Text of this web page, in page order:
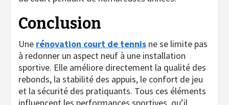
Conclusion
Une rénovation court de tennis ne se limite pas
à redonner un aspect neuf à une installation
sportive. Elle améliore directement la qualité des
rebonds, la stabilité des appuis, le confort de jeu
et la sécurité des pratiquants. Tous ces éléments
influencent les performances sportives, qu’il